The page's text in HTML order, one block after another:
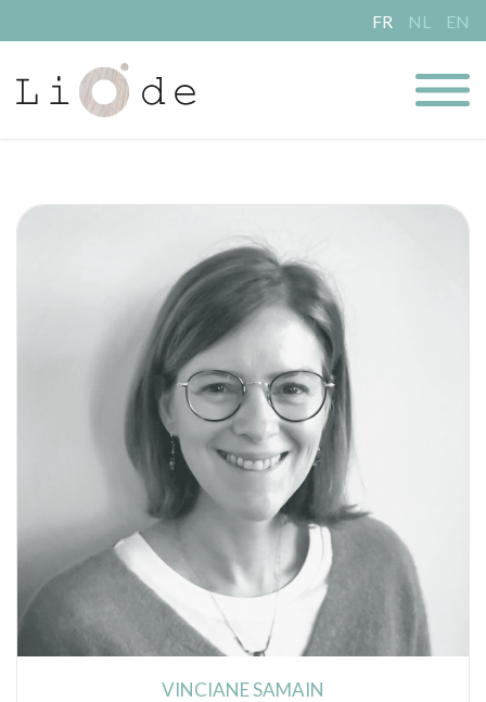
FR NL EN
VINCIANE SAMAIN